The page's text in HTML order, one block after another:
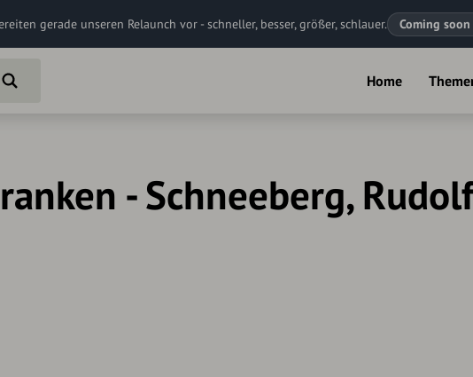
gerade unseren Relaunch vor - schneller, besser, größer, schlauer. Coming soon
Home
- Schneeberg,